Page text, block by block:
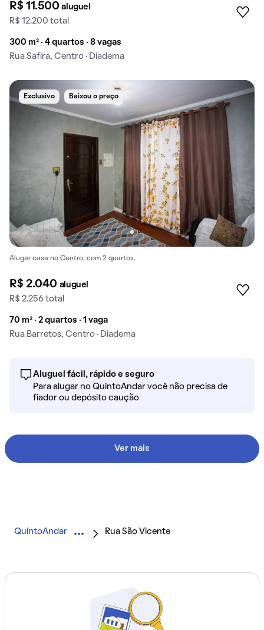
R$ 11.500aluguel
R$ 12.200 total
300 m² · 4 quartos · 8 vagas
Rua Safira, Centro · Diadema
Exclusivo Baixou o preço
Alugar casa no Centro, com 2 quartos.
R$ 2.040 aluguel
R$ 2.256 total
70 m² · 2 quartos · 1 vaga
Rua Barretos, Centro · Diadema
Aluguel fácil, rápido e seguro
Para alugar no QuintoAndar você não precisa de
fiador ou depósito caução
Ver mais
QuintoAndar Rua São Vicente